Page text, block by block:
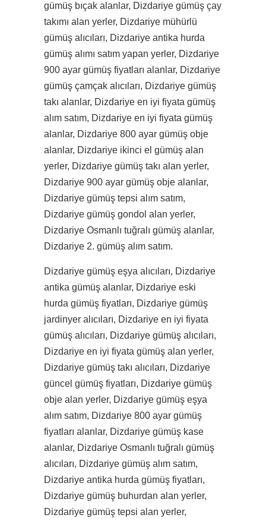
gümüş bıçak alanlar, Dizdariye gümüş çay
takımı alan yerler, Dizdariye mühürlü
gümüş alıcıları, Dizdariye antika hurda
gümüş alımı satım yapan yerler, Dizdariye
900 ayar gümüş fiyatları alanlar, Dizdariye
gümüş çamçak alıcıları, Dizdariye gümüş
takı alanlar, Dizdariye en iyi fiyata gümüş
alım satım, Dizdariye en iyi fiyata gümüş
alanlar, Dizdariye 800 ayar gümüş obje
alanlar, Dizdariye ikinci el gümüş alan
yerler, Dizdariye gümüş takı alan yerler,
Dizdariye 900 ayar gümüş obje alanlar,
Dizdariye gümüş tepsi alım satım,
Dizdariye gümüş gondol alan yerler,
Dizdariye Osmanlı tuğralı gümüş alanlar,
Dizdariye 2. gümüş alım satım.
Dizdariye gümüş eşya alıcıları, Dizdariye
antika gümüş alanlar, Dizdariye eski
hurda gümüş fiyatları, Dizdariye gümüş
jardinyer alıcıları, Dizdariye en iyi fiyata
gümüş alıcıları, Dizdariye gümüş alıcıları,
Dizdariye en iyi fiyata gümüş alan yerler,
Dizdariye gümüş takı alıcıları, Dizdariye
güncel gümüş fiyatları, Dizdariye gümüş
obje alan yerler, Dizdariye gümüş eşya
alım satım, Dizdariye 800 ayar gümüş
fiyatları alanlar, Dizdariye gümüş kase
alanlar, Dizdariye Osmanlı tuğralı gümüş
alıcıları, Dizdariye gümüş alım satım,
Dizdariye antika hurda gümüş fiyatları,
Dizdariye gümüş buhurdan alan yerler,
Dizdariye gümüş tepsi alan yerler,